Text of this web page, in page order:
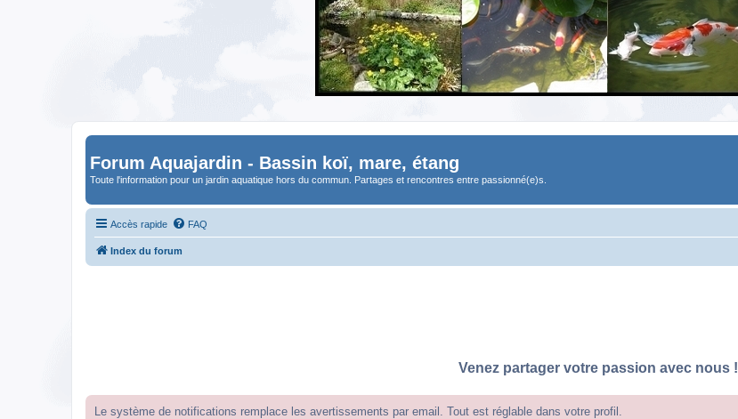
Forum Aquajardin - Bassin koï, mare, étang
Toute l'information pour un jardin aquatique hors du commun. Partages et rencontres entre passionné(e)s.
Accès rapide FAQ
Index du forum
Venez partager votre passion avec nous !
Le système de notifications remplace les avertissements par email. Tout est réglable dans votre profil.